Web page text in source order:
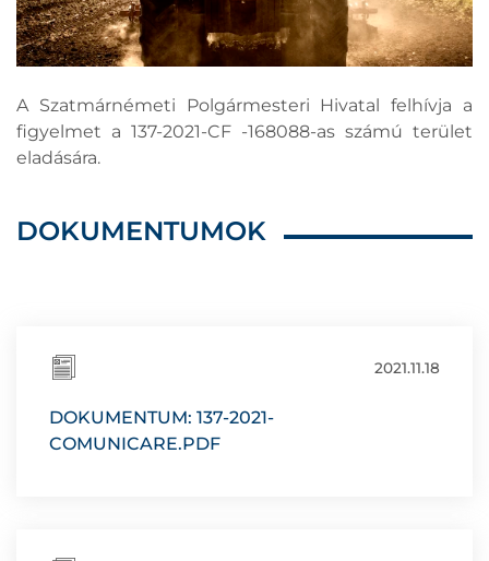
A Szatmárnémeti Polgármesteri Hivatal felhívja a
figyelmet a 137-2021-CF -168088-as számú terület
eladására.
DOKUMENTUMOK
2021.11.18
DOKUMENTUM: 137-2021-
COMUNICARE.PDF